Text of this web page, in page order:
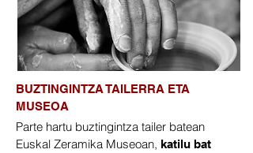
BUZTINGINTZA TAILERRA ETA
MUSEOA
Parte hartu buztingintza tailer batean
Euskal Zeramika Museoan, katilu bat